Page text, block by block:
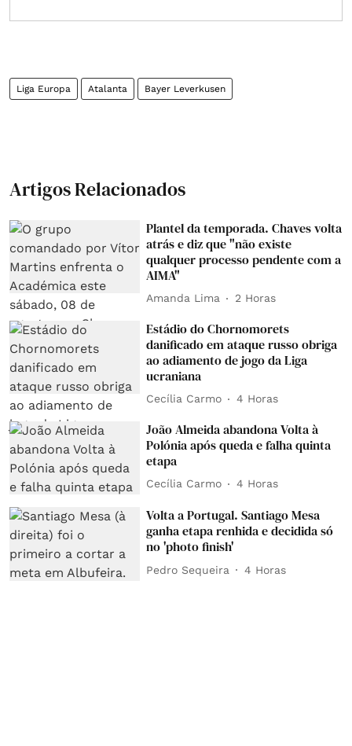
Liga Europa Atalanta Bayer Leverkusen
Artigos Relacionados
Plantel da temporada. Chaves volta
atrás e diz que "não existe
qualquer processo pendente com a
AIMA"
Amanda Lima 2 Horas
Estádio do Chornomorets
danificado em ataque russo obriga
ao adiamento de jogo da Liga
ucraniana
Cecília Carmo 4 Horas
João Almeida abandona Volta à
Polónia após queda e falha quinta
etapa
Cecília Carmo 4 Horas
Volta a Portugal. Santiago Mesa
ganha etapa renhida e decidida só
no 'photo finish'
Pedro Sequeira 4 Horas